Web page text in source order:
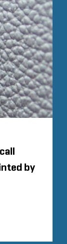
by